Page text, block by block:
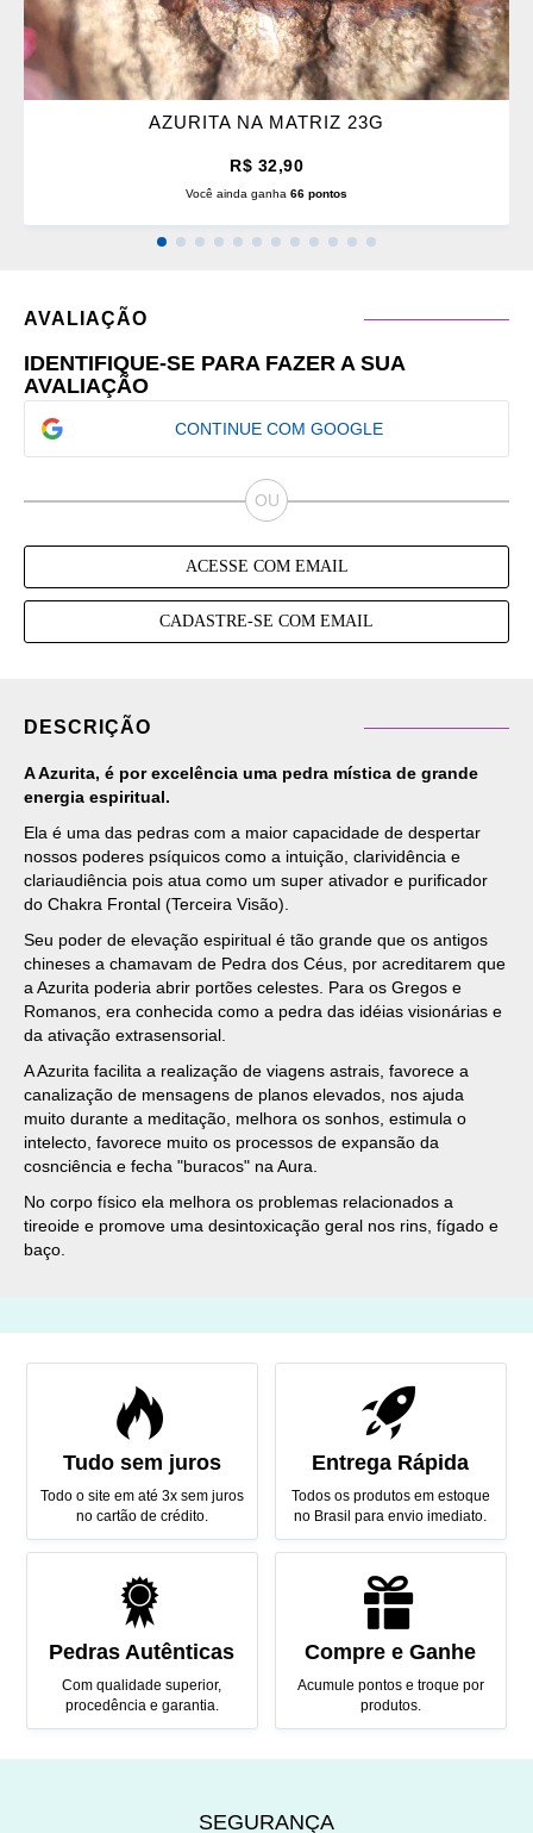
AZURITA NA MATRIZ 23G
R$ 32,90
Você ainda ganha 66 pontos
AVALIAÇÃO
IDENTIFIQUE-SE PARA FAZER A SUA
AVALIAÇÃO
CONTINUE COM GOOGLE
ACESSE COM EMAIL
CADASTRE-SE COM EMAIL
DESCRIÇÃO
A Azurita, é por excelência uma pedra mística de grande
energia espiritual.
Ela é uma das pedras com a maior capacidade de despertar
nossos poderes psíquicos como a intuição, clarividência e
clariaudiência pois atua como um super ativador e purificador
do Chakra Frontal (Terceira Visão).
Seu poder de elevação espiritual é tão grande que os antigos
chineses a chamavam de Pedra dos Céus, por acreditarem que
a Azurita poderia abrir portões celestes. Para os Gregos e
Romanos, era conhecida como a pedra das idéias visionárias e
da ativação extrasensorial.
A Azurita facilita a realização de viagens astrais, favorece a
canalização de mensagens de planos elevados, nos ajuda
muito durante a meditação, melhora os sonhos, estimula o
intelecto, favorece muito os processos de expansão da
cosnciência e fecha "buracos" na Aura.
No corpo físico ela melhora os problemas relacionados a
tireoide e promove uma desintoxicação geral nos rins, fígado e
baço.
Tudo sem juros
Todo o site em até 3x sem juros
no cartão de crédito.
Entrega Rápida
Todos os produtos em estoque
no Brasil para envio imediato.
Pedras Autênticas
Com qualidade superior,
procedência e garantia.
Compre e Ganhe
Acumule pontos e troque por
produtos.
SEGURANÇA